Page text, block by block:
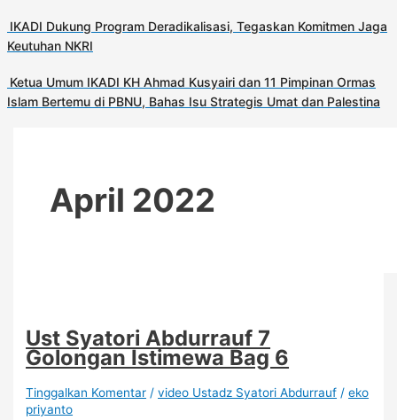
IKADI Dukung Program Deradikalisasi, Tegaskan Komitmen Jaga
Keutuhan NKRI
Ketua Umum IKADI KH Ahmad Kusyairi dan 11 Pimpinan Ormas
Islam Bertemu di PBNU, Bahas Isu Strategis Umat dan Palestina
April 2022
Ust Syatori Abdurrauf 7
Golongan Istimewa Bag 6
Tinggalkan Komentar /video Ustadz Syatori Abdurrauf /eko
priyanto